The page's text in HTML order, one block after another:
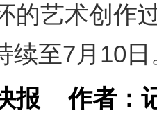
的艺术创作
续至7月10日
快报作者：